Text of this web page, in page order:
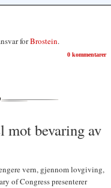
forBrostein.
0 kommentarer
mot bevaring av
vern, gjennom lovgiving,
of Congress presenterer